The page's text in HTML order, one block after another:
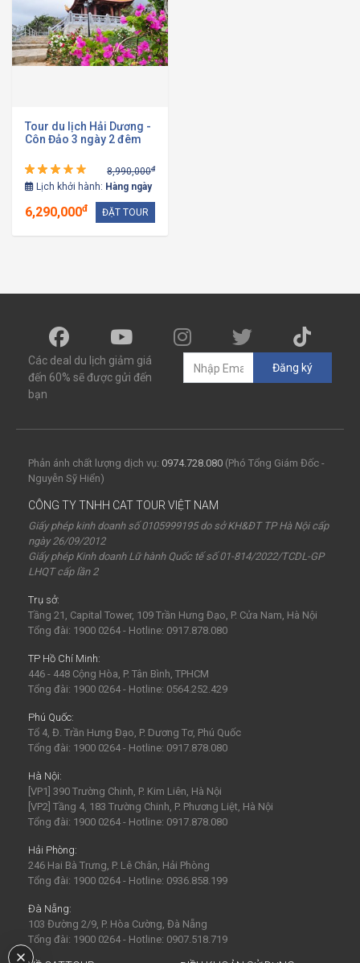
Tour du lịch Hải Dương -
Côn Đảo 3 ngày 2 đêm
8,990,000đ
Lịch khởi hành: Hàng ngày
6,290,000đ ĐẶT TOUR
Các deal du lịch giảm giá
đến 60% sẽ được gửi đến
bạn
Đăng ký
Phản ánh chất lượng dịch vụ: 0974.728.080 (Phó Tổng Giám Đốc -
Nguyễn Sỹ Hiển)
CÔNG TY TNHH CAT TOUR VIỆT NAM
Giấy phép kinh doanh số 0105999195 do sở KH&ĐT TP Hà Nội cấp
ngày 26/09/2012
Giấy phép Kinh doanh Lữ hành Quốc tế số 01-814/2022/TCDL-GP
LHQT cấp lần 2
Trụ sở:
Tầng 21, Capital Tower, 109 Trần Hưng Đạo, P. Cửa Nam, Hà Nội
Tổng đài: 1900 0264 - Hotline: 0917.878.080
TP Hồ Chí Minh:
446 - 448 Cộng Hòa, P. Tân Bình, TPHCM
Tổng đài: 1900 0264 - Hotline: 0564.252.429
Phú Quốc:
Tổ 4, Đ. Trần Hưng Đạo, P. Dương Tơ, Phú Quốc
Tổng đài: 1900 0264 - Hotline: 0917.878.080
Hà Nội:
[VP1] 390 Trường Chinh, P. Kim Liên, Hà Nội
[VP2] Tầng 4, 183 Trường Chinh, P. Phương Liệt, Hà Nội
Tổng đài: 1900 0264 - Hotline: 0917.878.080
Hải Phòng:
246 Hai Bà Trưng, P. Lê Chân, Hải Phòng
Tổng đài: 1900 0264 - Hotline: 0936.858.199
Đà Nẵng:
103 Đường 2/9, P. Hòa Cường, Đà Nẵng
Tổng đài: 1900 0264 - Hotline: 0907.518.719